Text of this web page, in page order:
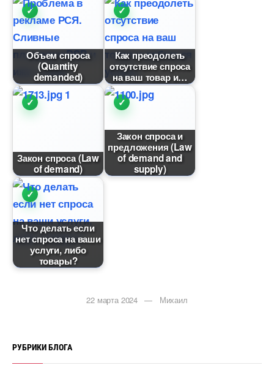
Объем спроса
(Quantity
demanded)
Как преодолеть
отсутствие спроса
на ваш товар и
Закон спроса (Law
of demand)
Закон спроса и
предложения (Law
of demand and
supply)
Что делать если
нет спроса на ваши
услуги, либо
товары?
22 марта 2024 — Михаил
РУБРИКИ БЛОГА